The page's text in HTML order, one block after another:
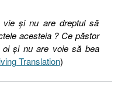
vie și nu are dreptul să
acesteia ? Ce păstor
și nu are voie să bea
Translation)